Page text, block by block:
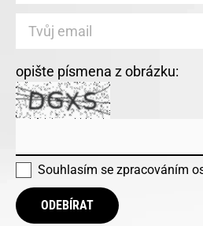
opište písmena z obrázku:
Souhlasím se zpracováním
ODEBÍRAT